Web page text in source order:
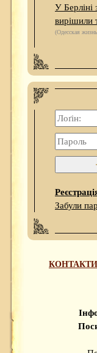
У Берліні
вирішили
(Одесская
Забули
КОНТАКТИ